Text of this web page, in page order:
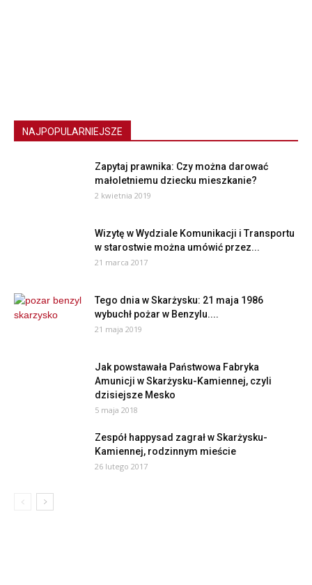
NAJPOPULARNIEJSZE
Zapytaj prawnika: Czy można darować
małoletniemu dziecku mieszkanie?
2 kwietnia 2019
Wizytę w Wydziale Komunikacji i Transportu
w starostwie można umówić przez...
21 marca 2017
Tego dnia w Skarżysku: 21 maja 1986
wybuchł pożar w Benzylu....
21 maja 2019
Jak powstawała Państwowa Fabryka
Amunicji w Skarżysku-Kamiennej, czyli
dzisiejsze Mesko
5 maja 2018
Zespół happysad zagrał w Skarżysku-
Kamiennej, rodzinnym mieście
26 lutego 2017